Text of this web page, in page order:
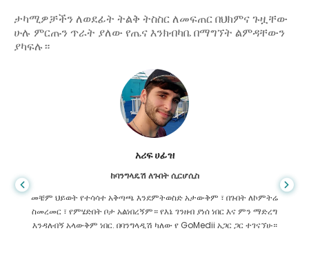
ታካሚዎቻችን ለወደፊት ትልቅ ትስስር ለመፍጠር በህክምና ጉዟቸው
ሁሉ ምርጡን ጥራት ያለው የጤና እንክብካቤ በማግኘት ልምዳቸውን
ያካፍሉ።
አሪፍ ሀፊዝ
ከባንግላዴሽ ለጉበት ሲርሆሲስ
መቼም ህይወት የተሳሳተ አቅጣጫ እንደምትወስድ አታውቅም ፣ በጉበት ለኮምትሬ
ስመረመር ፣ የምሄድበት ቦታ አልነበረኝም። የእኔ ገንዘብ ያነሰ ነበር እና ምን ማድረግ
እንዳለብኝ አላውቅም ነበር. በባንግላዲሽ ካለው የ GoMedii አጋር ጋር ተገናኘሁ።